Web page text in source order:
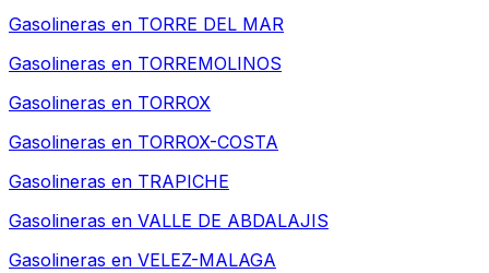
Gasolineras en TORRE DEL MAR
Gasolineras en TORREMOLINOS
Gasolineras en TORROX
Gasolineras en TORROX-COSTA
Gasolineras en TRAPICHE
Gasolineras en VALLE DE ABDALAJIS
Gasolineras en VELEZ-MALAGA